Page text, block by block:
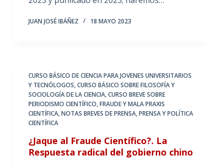
JUAN JOSÉ IBÁÑEZ 18 MAYO 2023
CURSO BÁSICO DE CIENCIA PARA JOVENES UNIVERSITARIOS
Y TECNÓLOGOS,CURSO BÁSICO SOBRE FILOSOFÍA Y
SOCIOLOGÍA DE LA CIENCIA,CURSO BREVE SOBRE
PERIODISMO CIENTÍFICO,FRAUDE Y MALA PRAXIS
CIENTÍFICA,NOTAS BREVES DE PRENSA,PRENSA Y POLÍTICA
CIENTÍFICA
¿Jaque al Fraude Científico?. La
Respuesta radical del gobierno chino